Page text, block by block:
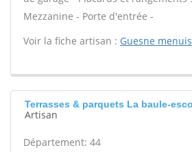
Mezzanine - Porte d'entrée -
Voir la fiche artisan : Guesne
Terrasses & parquets La baule-
Artisan
Département: 44